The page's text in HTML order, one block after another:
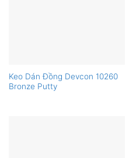
Keo Dán Đồng Devcon 10260
Bronze Putty